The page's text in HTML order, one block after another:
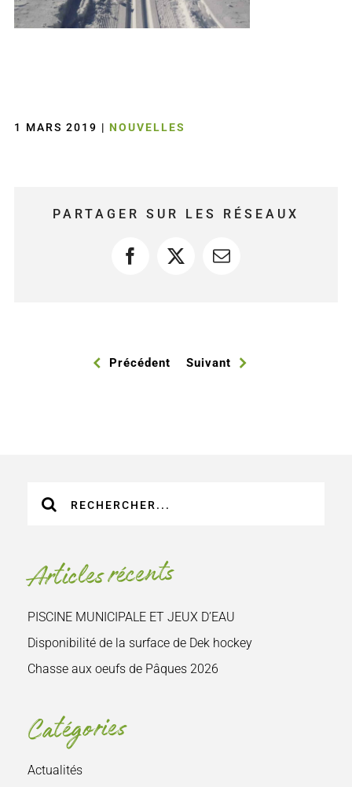
1 MARS 2019 | NOUVELLES
PARTAGER SUR LES RÉSEAUX
Facebook
X Courriel
Précédent Suivant
sur
Articles récents
PISCINE MUNICIPALE ET JEUX D’EAU
Disponibilité de la surface de Dek hockey
Chasse aux oeufs de Pâques 2026
Catégories
Actualités